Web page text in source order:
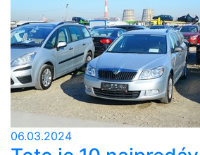
06.03.2024